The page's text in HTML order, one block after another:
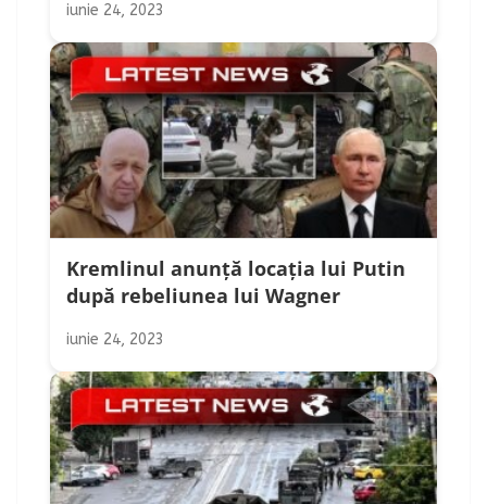
iunie 24, 2023
Kremlinul anunță locația lui Putin
după rebeliunea lui Wagner
iunie 24, 2023